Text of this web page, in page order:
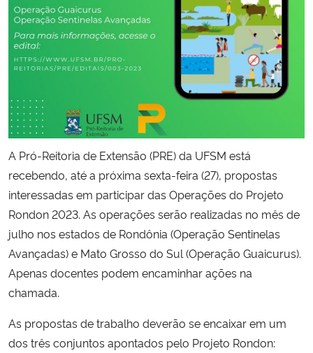
Ministério da Mulher, da Família e dos Direitos Humanos
Secretaria-Geral
Gabinete de Segurança Institucional
Planalto
A Pró-Reitoria de Extensão (PRE) da UFSM está
recebendo, até a próxima sexta-feira (27), propostas
interessadas em participar das Operações do Projeto
Rondon 2023. As operações serão realizadas no mês de
julho nos estados de Rondônia (Operação Sentinelas
Avançadas) e Mato Grosso do Sul (Operação Guaicurus).
Apenas docentes podem encaminhar ações na
chamada.
As propostas de trabalho deverão se encaixar em um
dos três conjuntos apontados pelo Projeto Rondon: